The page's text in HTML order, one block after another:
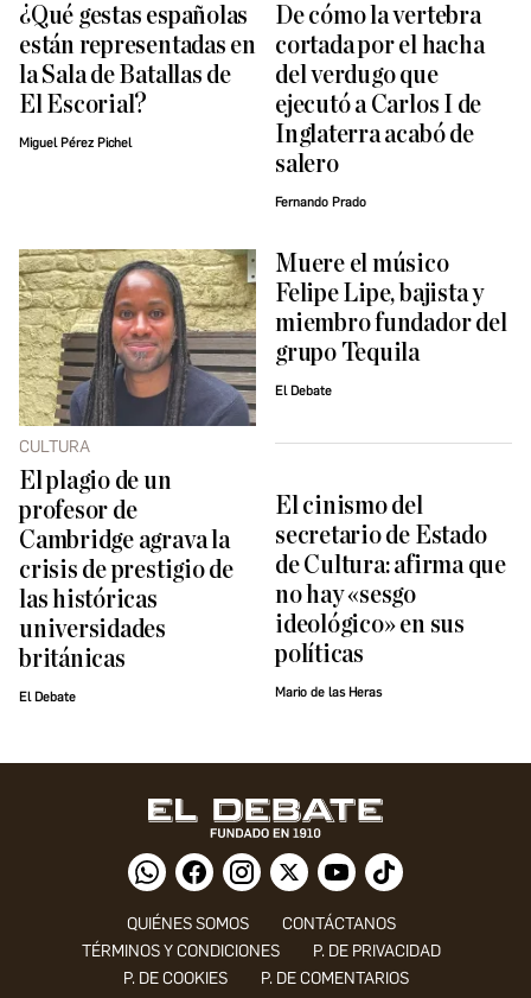
¿Qué gestas españolas
están representadas en
la Sala de Batallas de
El Escorial?
Miguel Pérez Pichel
De cómo la vertebra
cortada por el hacha
del verdugo que
ejecutó a Carlos I de
Inglaterra acabó de
salero
Fernando Prado
CULTURA
El plagio de un
profesor de
Cambridge agrava la
crisis de prestigio de
las históricas
universidades
británicas
El Debate
Muere el músico
Felipe Lipe, bajista y
miembro fundador del
grupo Tequila
El Debate
El cinismo del
secretario de Estado
de Cultura: afirma que
no hay «sesgo
ideológico» en sus
políticas
Mario de las Heras
QUIÉNES SOMOS
CONTÁCTANOS
TÉRMINOS Y CONDICIONES
P. DE PRIVACIDAD
P. DE COOKIES
P. DE COMENTARIOS